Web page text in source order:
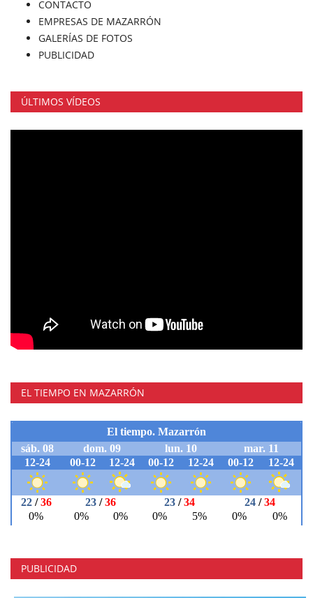
CONTACTO
EMPRESAS DE MAZARRÓN
GALERÍAS DE FOTOS
PUBLICIDAD
ÚLTIMOS VÍDEOS
EL TIEMPO EN MAZARRÓN
PUBLICIDAD